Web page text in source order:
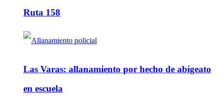
Ruta 158
Las Varas: allanamiento por hecho de abigeato
en escuela